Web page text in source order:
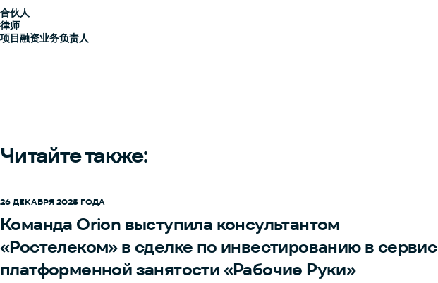
合伙人
律师
项目融资业务负责人
Читайте также:
26 ДЕКАБРЯ 2025 ГОДА
Команда Orion выступила консультантом
«Ростелеком» в сделке по инвестированию в сервис
платформенной занятости «Рабочие Руки»